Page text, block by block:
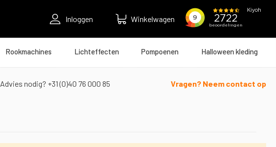
Inloggen Winkelwagen
Rookmachines Lichteffecten Pompoenen Halloween kleding
Advies nodig? +31 (0)40 76 000 85 Vragen? Neem contact op